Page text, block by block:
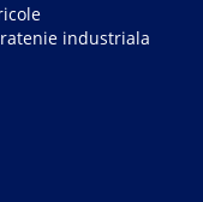
industriala